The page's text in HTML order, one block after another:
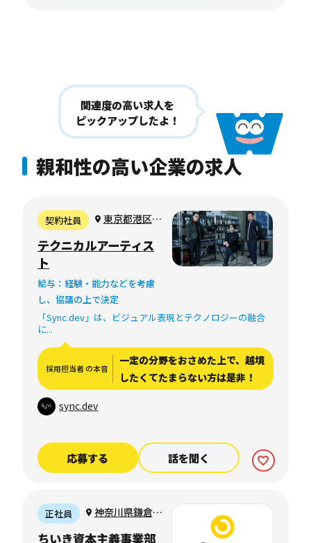
親和性の高い企業の求人
関連度の高い求人を
ピックアップしたよ！
契約社員
東京都港区海
B 801
テクニカルアーティス
ト
給与：経験・能力などを考慮
し、協議の上で決定
「Sync.dev」は、ビジュアル表現とテクノロジーの融合
に...
採用担当者 の本音
一定の分野をおさめた上で、越境
したくてたまらない方は是非！
sync.dev
応募する 話を聞く
正社員
神奈川県鎌倉市
ちいき資本主義事業部